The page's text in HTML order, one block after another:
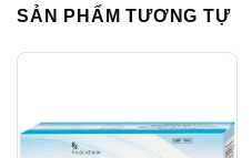
SẢN PHẨM TƯƠNG TỰ